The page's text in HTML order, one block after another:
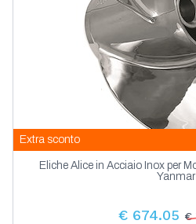
Extra sconto
Eliche Alice in Acciaio Inox per
Yanmar
€ 674.05 €